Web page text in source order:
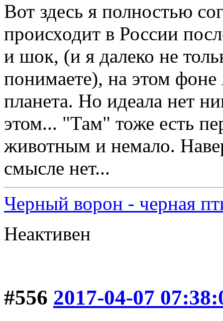
Вот здесь я полностью
происходит в России
и шок, (и я далеко не
понимаете), на этом
планета. Но идеала нет
этом... "Там" тоже есть
животным и немало.
смысле нет...
Черный ворон - черная
Неактивен
#556 2017-04-07